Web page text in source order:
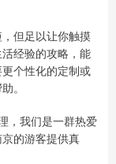
但足以让你触摸
经验的攻略，能
个性化的定制或
。
，我们是一群热爱
的游客提供真